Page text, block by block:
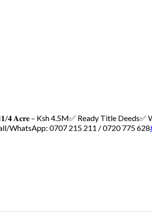
𝟏/𝟒 𝐀𝐜𝐫𝐞 – Ksh 4.5M✅ Ready Title Deeds✅
WhatsApp: 0707 215 211 / 0720 775 628